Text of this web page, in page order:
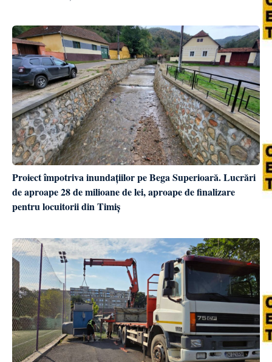
Proiect împotriva inundațiilor pe Bega Superioară. Lucrări
de aproape 28 de milioane de lei, aproape de finalizare
pentru locuitorii din Timiș